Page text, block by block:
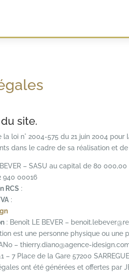
site.
la loi n° 2004-575 du 21 juin 2004
dans le cadre de sa réalisation et de
– SASU au capital de 80
940 00016
RCS :
:
: Benoît LE BEVER –
est une personne physique ou une
– thierry.diano@agence-
– 7 Place de la Gare 57200
ont été générées et offertes par